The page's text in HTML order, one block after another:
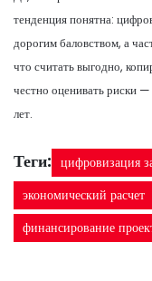
тенденция понятна:
дорогим баловством, а
что считать выгодно,
честно оценивать риски
лет.
Теги: цифровизация
экономический расчет
финансирование